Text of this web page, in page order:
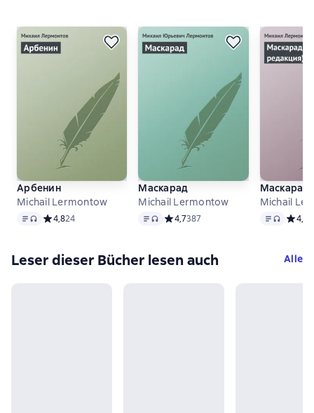
Арбенин
Michail Lermontow
Text, Audioformat verfügbar
Средний рейтинг 4,8 на основе 24 оценок
4,824
Маскарад
Michail Lermontow
Text, Audioformat verfügbar
Средний рейтинг 4,7 на основе 387
4,7387
Маскарад
Michail
Text, 4,5
Leser dieser Bücher lesen auch Alle